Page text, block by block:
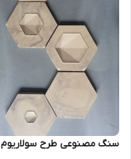
سنگ مصنوعی طرح سولاریوم